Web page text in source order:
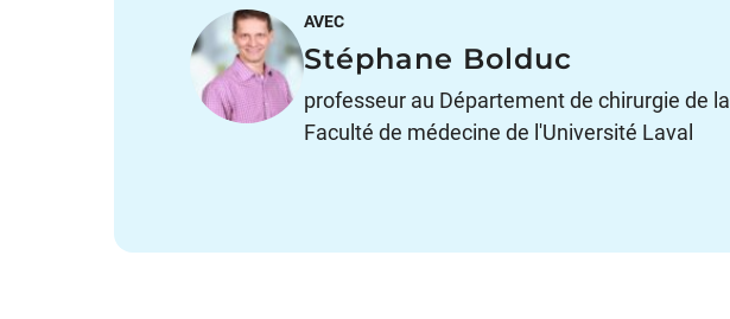
AVEC
Stéphane Bolduc
professeur au Département de chirurgie de la
Faculté de médecine de l'Université Laval